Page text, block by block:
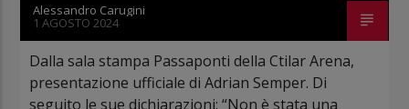
Alessandro Carugini
1 AGOSTO 2024
Dalla sala stampa Passaponti della Ctilar Arena,
presentazione ufficiale di Adrian Semper. Di
seguito le sue dichiarazioni: “Non è stata una